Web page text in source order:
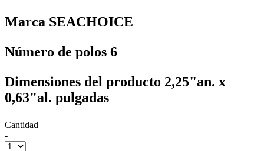
Marca SEACHOICE
Número de polos 6
Dimensiones del producto 2,25"an. x
0,63"al. pulgadas
Cantidad
-